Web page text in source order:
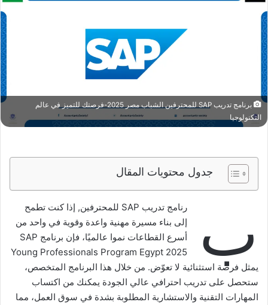
برنامج تدريب SAP للمحترفين الشباب مصر 2025-فرصتك للتميز في عالم
التكنولوجيا
جدول محتويات المقال
ب
رنامج تدريب SAP للمحترفين, إذا كنت تطمح
إلى بناء مسيرة مهنية واعدة وقوية في واحد من
أسرع القطاعات نموا عالميًا، فإن برنامج SAP
Young Professionals Program Egypt 2025
يمثل فرصة استثنائية لا تعوّض. من خلال هذا البرنامج المتخصص،
ستحصل على تدريب احترافي عالي الجودة يمكنك من اكتساب
المهارات التقنية والاستشارية المطلوبة بشدة في سوق العمل، مما